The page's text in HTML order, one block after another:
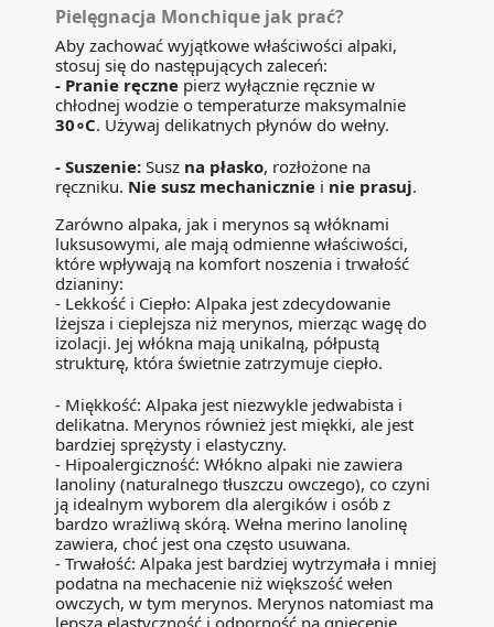
Pielęgnacja Monchique jak prać?
Aby zachować wyjątkowe właściwości alpaki,
stosuj się do następujących zaleceń:
- Pranie ręczne pierz wyłącznie ręcznie w
chłodnej wodzie o temperaturze maksymalnie
30∘C. Używaj delikatnych płynów do wełny.
- Suszenie: Susz na płasko, rozłożone na
ręczniku. Nie susz mechanicznie i nie prasuj.
Zarówno alpaka, jak i merynos są włóknami
luksusowymi, ale mają odmienne właściwości,
które wpływają na komfort noszenia i trwałość
dzianiny:
- Lekkość i Ciepło: Alpaka jest zdecydowanie
lżejsza i cieplejsza niż merynos, mierząc wagę do
izolacji. Jej włókna mają unikalną, półpustą
strukturę, która świetnie zatrzymuje ciepło.
- Miękkość: Alpaka jest niezwykle jedwabista i
delikatna. Merynos również jest miękki, ale jest
bardziej sprężysty i elastyczny.
- Hipoalergiczność: Włókno alpaki nie zawiera
lanoliny (naturalnego tłuszczu owczego), co czyni
ją idealnym wyborem dla alergików i osób z
bardzo wrażliwą skórą. Wełna merino lanolinę
zawiera, choć jest ona często usuwana.
- Trwałość: Alpaka jest bardziej wytrzymała i mniej
podatna na mechacenie niż większość wełen
owczych, w tym merynos. Merynos natomiast ma
lepszą elastyczność i odporność na gniecenie.